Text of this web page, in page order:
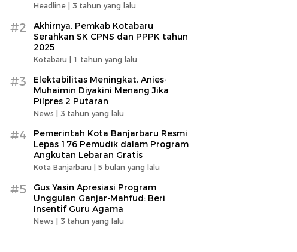
Headline | 3 tahun yang lalu
#2
Akhirnya, Pemkab Kotabaru
Serahkan SK CPNS dan PPPK tahun
2025
Kotabaru | 1 tahun yang lalu
#3
Elektabilitas Meningkat, Anies-
Muhaimin Diyakini Menang Jika
Pilpres 2 Putaran
News | 3 tahun yang lalu
#4
Pemerintah Kota Banjarbaru Resmi
Lepas 176 Pemudik dalam Program
Angkutan Lebaran Gratis
Kota Banjarbaru | 5 bulan yang lalu
#5
Gus Yasin Apresiasi Program
Unggulan Ganjar-Mahfud: Beri
Insentif Guru Agama
News | 3 tahun yang lalu